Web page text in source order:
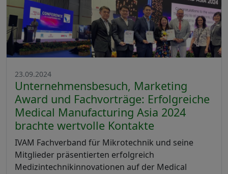
23.09.2024
Unternehmensbesuch, Marketing
Award und Fachvorträge: Erfolgreiche
Medical Manufacturing Asia 2024
brachte wertvolle Kontakte
IVAM Fachverband für Mikrotechnik und seine
Mitglieder präsentierten erfolgreich
Medizintechnikinnovationen auf der Medical